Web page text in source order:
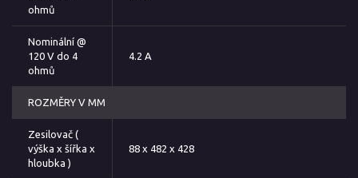
ohmů
Nominální @
120 V do 4
ohmů
4.2 A
ROZMĚRY V MM
Zesilovač (
výška x šířka x
hloubka )
88 x 482 x 428